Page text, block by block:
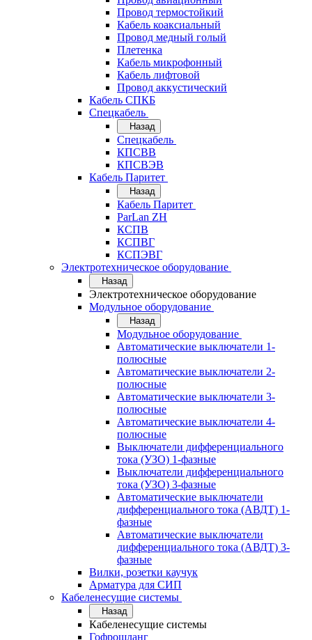
Провод термостойкий
Кабель коаксиальный
Провод медный голый
Плетенка
Кабель микрофонный
Кабель лифтовой
Провод аккустический
Кабель СПКБ
Спецкабель
Назад
Спецкабель
КПСВВ
КПСВЭВ
Кабель Паритет
Назад
Кабель Паритет
ParLan ZH
КСПВ
КСПВГ
КСПЭВГ
Электротехническое оборудование
Назад
Электротехническое оборудование
Модульное оборудование
Назад
Модульное оборудование
Автоматические выключатели 1-
полюсные
Автоматические выключатели 2-
полюсные
Автоматические выключатели 3-
полюсные
Автоматические выключатели 4-
полюсные
Выключатели дифференциального
тока (УЗО) 1-фазные
Выключатели дифференциального
тока (УЗО) 3-фазные
Автоматические выключатели
дифференциального тока (АВДТ) 1-
фазные
Автоматические выключатели
дифференциального тока (АВДТ) 3-
фазные
Вилки, розетки каучук
Арматура для СИП
Кабеленесущие системы
Назад
Кабеленесущие системы
Гофрошланг